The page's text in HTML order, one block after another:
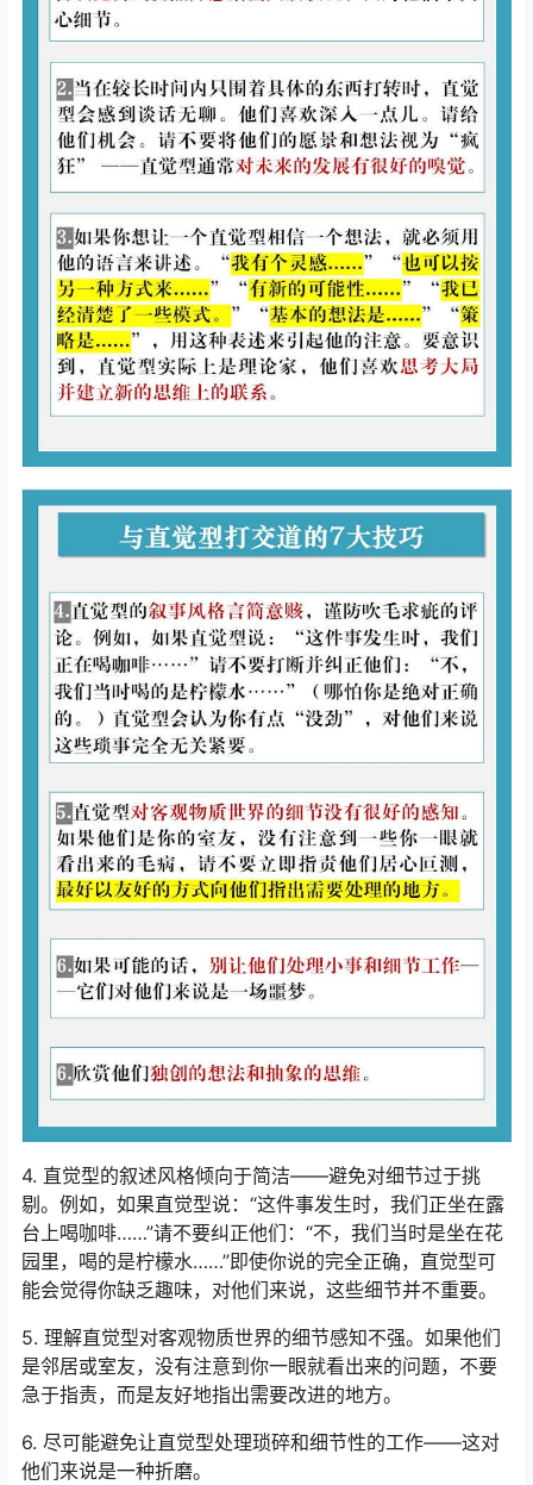
4. 直觉型的叙述风格倾向于简洁——避免对细节过于挑
剔。例如，如果直觉型说：“这件事发生时，我们正坐在露
台上喝咖啡……”请不要纠正他们：“不，我们当时是坐在花
园里，喝的是柠檬水……”即使你说的完全正确，直觉型可
能会觉得你缺乏趣味，对他们来说，这些细节并不重要。
5. 理解直觉型对客观物质世界的细节感知不强。如果他们
是邻居或室友，没有注意到你一眼就看出来的问题，不要
急于指责，而是友好地指出需要改进的地方。
6. 尽可能避免让直觉型处理琐碎和细节性的工作——这对
他们来说是一种折磨。